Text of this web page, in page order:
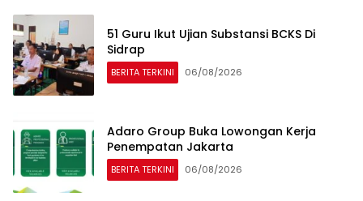
51 Guru Ikut Ujian Substansi BCKS Di
Sidrap
BERITA TERKINI 06/08/2026
Adaro Group Buka Lowongan Kerja
Penempatan Jakarta
BERITA TERKINI 06/08/2026